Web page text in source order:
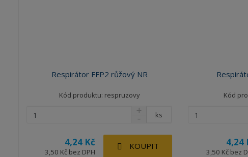
Respirátor FFP2 růžový NR
Kód produktu: respruzovy
4,24 Kč
3,50 Kč bez DPH
ks
KOUPIT
Kód
4,24
3,50 Kč bez